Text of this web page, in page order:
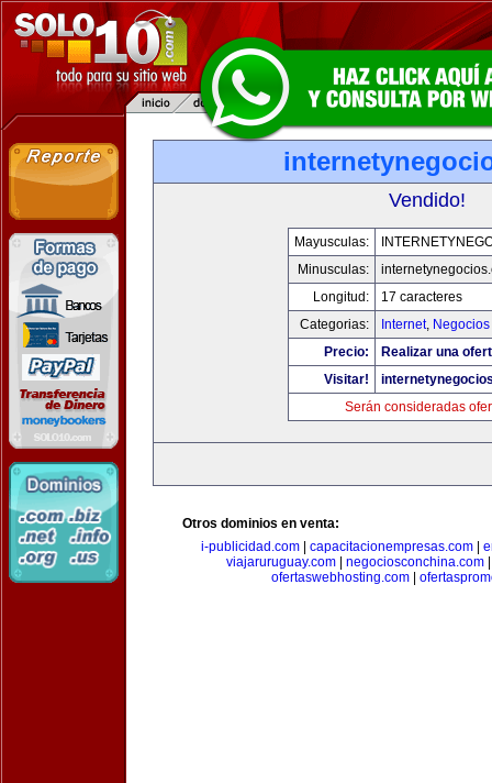
Vendido!
Mayusculas:
Minusculas:
Longitud:
17 caracteres
Categorias:
Internet, Negocios
Precio:
Realizar una
Visitar!
Serán consideradas
Otros dominios en venta:
i-publicidad.com| capacitacionempresas.com|
viajaruruguay.com| negociosconchina.com
ofertaswebhosting.com|